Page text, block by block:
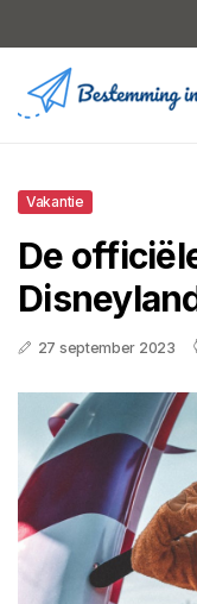
Vakantie
De
27 september 2023